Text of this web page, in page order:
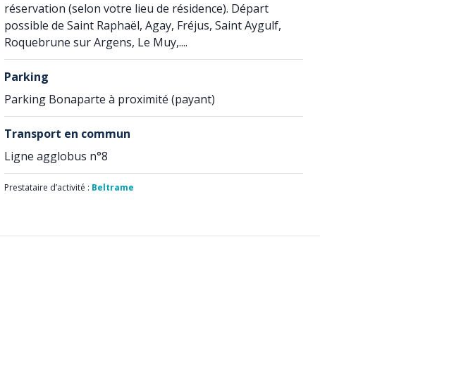
réservation (selon votre lieu de résidence). Départ
possible de Saint Raphaël, Agay, Fréjus, Saint Aygulf,
Roquebrune sur Argens, Le Muy,....
Parking
Parking Bonaparte à proximité (payant)
Transport en commun
Ligne agglobus n°8
Prestataire d’activité : Beltrame